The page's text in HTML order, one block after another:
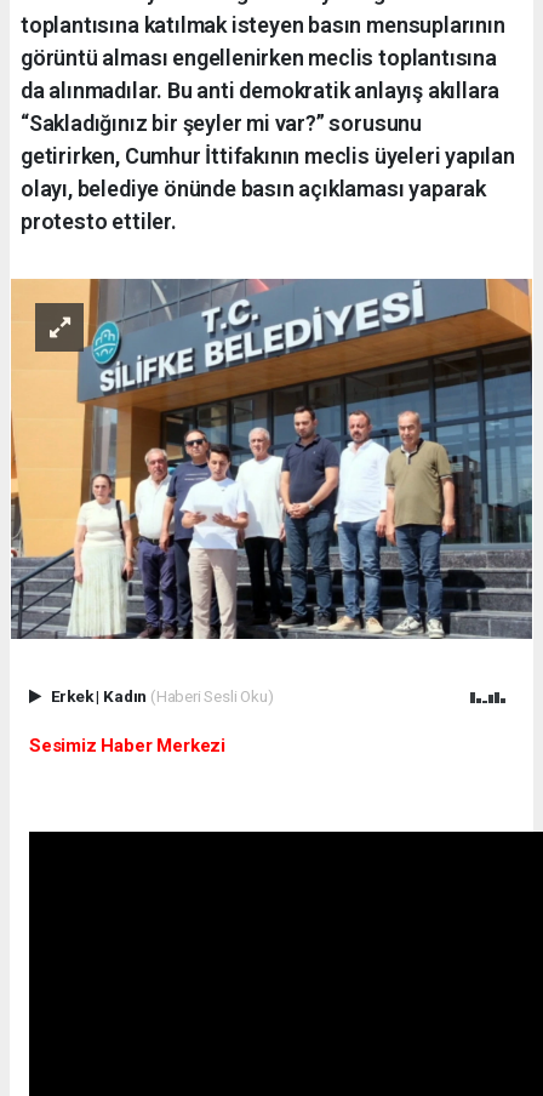
toplantısına katılmak isteyen basın mensuplarının
görüntü alması engellenirken meclis toplantısına
da alınmadılar. Bu anti demokratik anlayış akıllara
“Sakladığınız bir şeyler mi var?” sorusunu
getirirken, Cumhur İttifakının meclis üyeleri yapılan
olayı, belediye önünde basın açıklaması yaparak
protesto ettiler.
Erkek| Kadın (Haberi Sesli Oku)
Sesimiz Haber Merkezi